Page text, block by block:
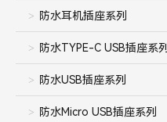
防水耳机插座系列
防水TYPE-C USB插座系列
防水USB插座系列
防水Micro USB插座系列